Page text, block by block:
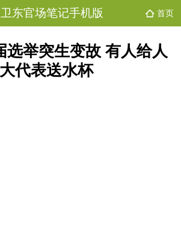
东官场笔记手机版 首页
选举突生变故 有人给人
大代表送水杯